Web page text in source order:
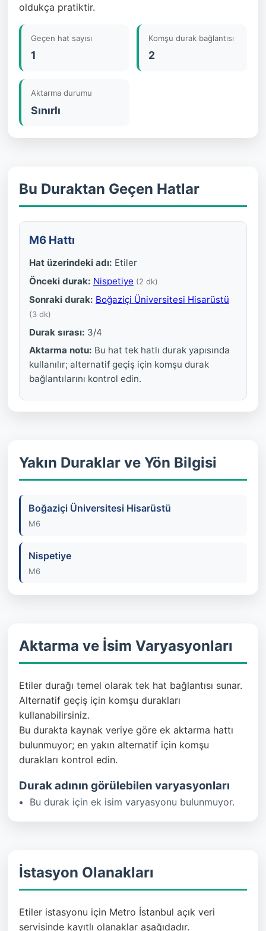
oldukça pratiktir.
Geçen hat sayısı
1
Komşu durak bağlantısı
2
Aktarma durumu
Sınırlı
Bu Duraktan Geçen Hatlar
M6 Hattı
Hat üzerindeki adı: Etiler
Önceki durak: Nispetiye (2 dk)
Sonraki durak: Boğaziçi Üniversitesi Hisarüstü
(3 dk)
Durak sırası: 3/4
Aktarma notu: Bu hat tek hatlı durak yapısında
kullanılır; alternatif geçiş için komşu durak
bağlantılarını kontrol edin.
Yakın Duraklar ve Yön Bilgisi
Boğaziçi Üniversitesi Hisarüstü
M6
Nispetiye
M6
Aktarma ve İsim Varyasyonları
Etiler durağı temel olarak tek hat bağlantısı sunar.
Alternatif geçiş için komşu durakları
kullanabilirsiniz.
Bu durakta kaynak veriye göre ek aktarma hattı
bulunmuyor; en yakın alternatif için komşu
durakları kontrol edin.
Durak adının görülebilen varyasyonları
Bu durak için ek isim varyasyonu bulunmuyor.
İstasyon Olanakları
Etiler istasyonu için Metro İstanbul açık veri
servisinde kayıtlı olanaklar aşağıdadır.